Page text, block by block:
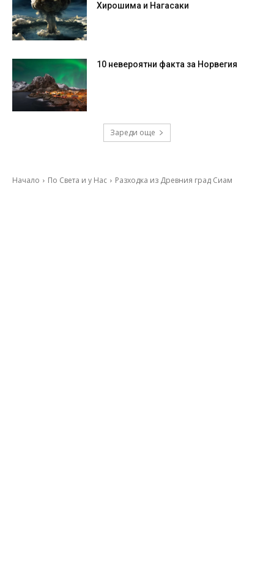
Хирошима и Нагасаки
10 невероятни факта за Норвегия
Зареди още